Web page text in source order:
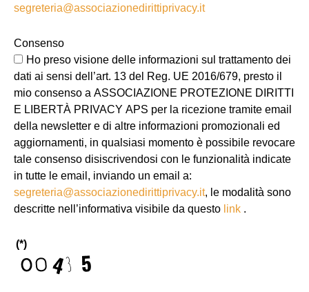
segreteria@associazionedirittiprivacy.it
Consenso
Ho preso visione delle informazioni sul trattamento dei
dati ai sensi dell’art. 13 del Reg. UE 2016/679, presto il
mio consenso a ASSOCIAZIONE PROTEZIONE DIRITTI
E LIBERTÀ PRIVACY APS per la ricezione tramite email
della newsletter e di altre informazioni promozionali ed
aggiornamenti, in qualsiasi momento è possibile revocare
tale consenso disiscrivendosi con le funzionalità indicate
in tutte le email, inviando un email a:
segreteria@associazionedirittiprivacy.it, le modalità sono
descritte nell’informativa visibile da questo link .
(*)